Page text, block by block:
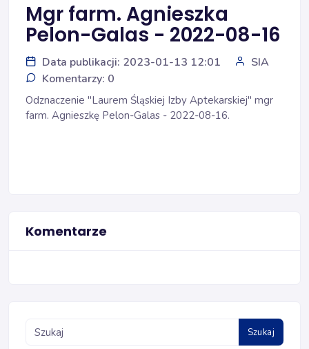
Mgr farm. Agnieszka
Pelon-Galas - 2022-08-16
Data publikacji: 2023-01-13 12:01
SIA
Komentarzy: 0
Odznaczenie "Laurem Śląskiej Izby Aptekarskiej" mgr
farm. Agnieszkę Pelon-Galas - 2022-08-16.
Komentarze
Szukaj